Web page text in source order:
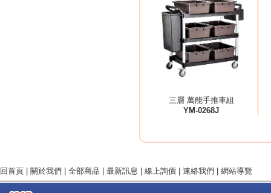
三層 萬能手推車組
YM-0268J
回首頁 關於我們 全部商品 最新訊息 線上詢價 連絡我們 網站導覽